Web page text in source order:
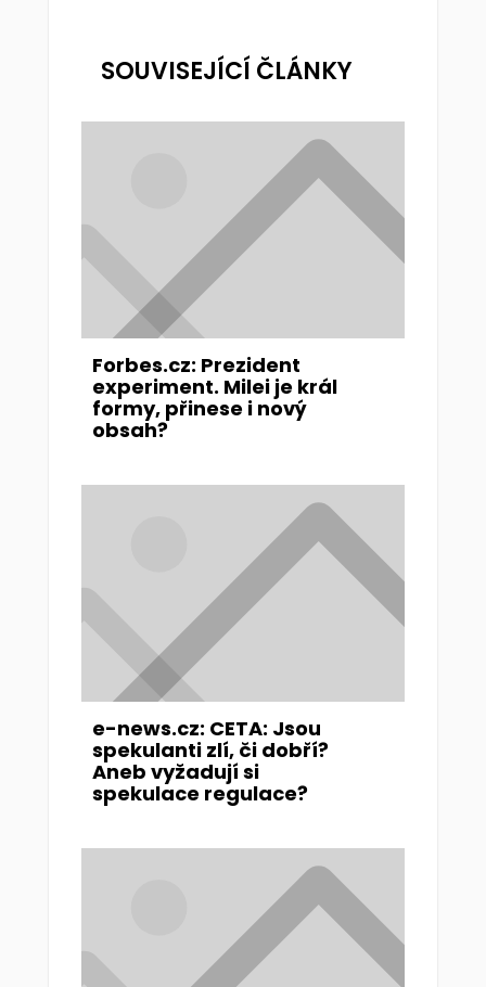
SOUVISEJÍCÍ ČLÁNKY
Forbes.cz: Prezident
experiment. Milei je král
formy, přinese i nový
obsah?
e-news.cz: CETA: Jsou
spekulanti zlí, či dobří?
Aneb vyžadují si
spekulace regulace?